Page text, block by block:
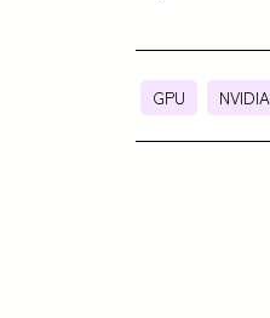
GPU NVIDIA